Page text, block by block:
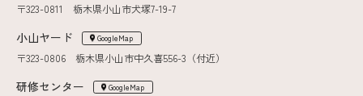
〒323-0811 栃木県小山市犬塚7-19-7
小山ヤード GoogleMap
〒323-0806 栃木県小山市中久喜556-3（付近）
研修センター GoogleMap